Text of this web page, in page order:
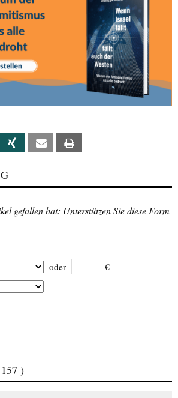
Linkedin Xing Email
gefallen hat: Unterstützen Sie diese Form
oder €
)